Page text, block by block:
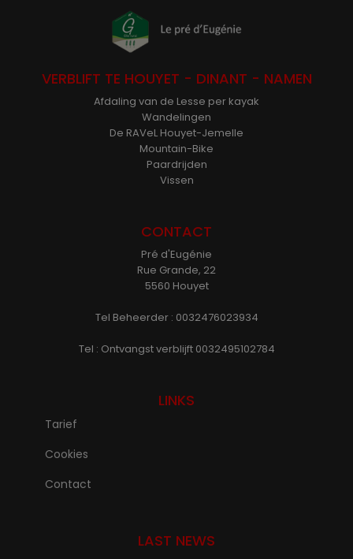
VERBLIFT TE HOUYET - DINANT - NAMEN
Afdaling van de Lesse per kayak
Wandelingen
De RAVeL Houyet-Jemelle
Mountain-Bike
Paardrijden
Vissen
CONTACT
Pré d'Eugénie
Rue Grande, 22
5560 Houyet
Tel Beheerder : 0032476023934
Tel : Ontvangst verblijft 0032495102784
LINKS
Tarief
Cookies
Contact
LAST NEWS